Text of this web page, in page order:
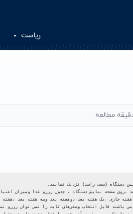
ریاست